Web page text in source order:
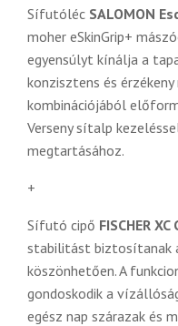
Sífutóléc SALOMON
moher eSkinGrip+
egyensúlyt kínálja a
konzisztens és
kombinációjából
Verseny sítalp
megtartásához.
+
Sífutó cipő FISCHER
stabilitást biztosítanak
köszönhetően. A
gondoskodik a
egész nap szárazak és